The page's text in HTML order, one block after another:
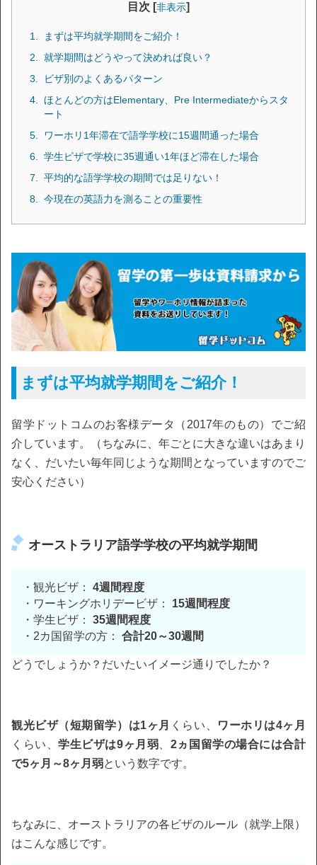
目次 [非表示]
まずは平均就学期間をご紹介！
就学期間はどうやって決めれば良い？
ビザ別のよくあるパターン
ほとんどの方はElementary、Pre Intermediateからスタ
ート
ワーホリ1年滞在で語学学校に15週間通った場合
学生ビザで学校に35週通い1年ほど滞在した場合
平均的な語学学校の期間では足りない！
今現在の英語力を測ることの重要性
まずは平均就学期間をご紹介！
留学ドットコムのお客様データ（2017年のもの）でご紹
介しています。（ちなみに、年ごとに大きな違いはあまり
なく、だいたい毎年同じような期間となっていますのでご
安心ください）
オーストラリア語学学校の平均就学期間
・観光ビザ： 4週間程度
・ワーキングホリデービザ： 15週間程度
・学生ビザ： 35週間程度
・2カ国留学の方： 合計20～30週間
どうでしょうか？だいたいイメージ通りでしたか？
観光ビザ（短期留学）は1ヶ月 くらい、
ワーホリは4ヶ月
くらい、学生ビザは9ヶ月弱
2ヵ国留学の場合には合計
で5ヶ月～8ヶ月弱という数字です。
ちなみに、オーストラリアの各ビザのルール（就学上限）
はこんな感じです。